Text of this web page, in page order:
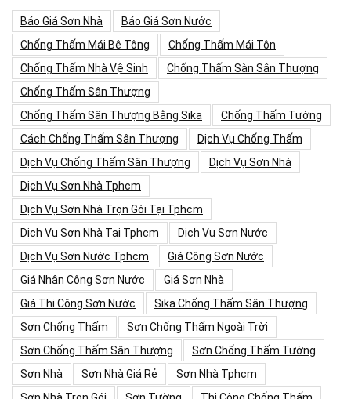
Báo Giá Sơn Nhà
Báo Giá Sơn Nước
Chống Thấm Mái Bê Tông
Chống Thấm Mái Tôn
Chống Thấm Nhà Vệ Sinh
Chống Thấm Sàn Sân Thượng
Chống Thấm Sân Thượng
Chống Thấm Sân Thượng Bằng Sika
Chống Thấm Tường
Cách Chống Thấm Sân Thượng
Dịch Vụ Chống Thấm
Dịch Vụ Chống Thấm Sân Thượng
Dịch Vụ Sơn Nhà
Dịch Vụ Sơn Nhà Tphcm
Dịch Vụ Sơn Nhà Trọn Gói Tại Tphcm
Dịch Vụ Sơn Nhà Tại Tphcm
Dịch Vụ Sơn Nước
Dịch Vụ Sơn Nước Tphcm
Giá Công Sơn Nước
Giá Nhân Công Sơn Nước
Giá Sơn Nhà
Giá Thi Công Sơn Nước
Sika Chống Thấm Sân Thượng
Sơn Chống Thấm
Sơn Chống Thấm Ngoài Trời
Sơn Chống Thấm Sân Thượng
Sơn Chống Thấm Tường
Sơn Nhà
Sơn Nhà Giá Rẻ
Sơn Nhà Tphcm